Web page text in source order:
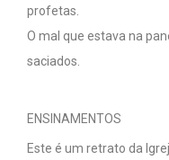
profetas.
O mal que estava na
saciados.
ENSINAMENTOS
Este é um retrato da